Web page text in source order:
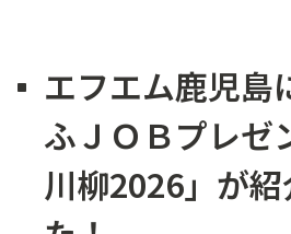
エフエム鹿児島
ふＪＯＢプレゼ
川柳2026」が